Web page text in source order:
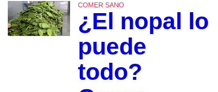
COMER SANO
¿El nopal lo
puede
todo?